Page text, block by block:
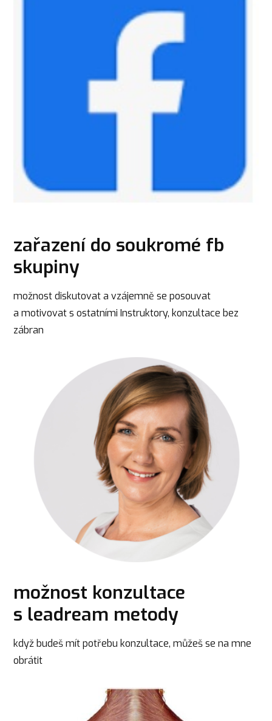
zařazení do soukromé fb
skupiny
možnost diskutovat a vzájemně se posouvat
a motivovat s ostatními Instruktory, konzultace bez
zábran
možnost konzultace
s leadream metody
když budeš mít potřebu konzultace, můžeš se na mne
obrátit